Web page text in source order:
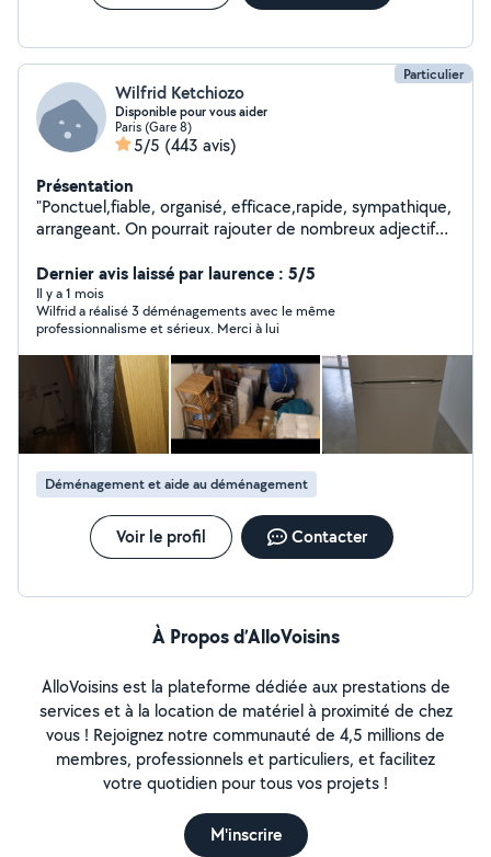
Particulier
Wilfrid Ketchiozo
Disponible pour vous aider
Paris (Gare 8)
5/5 (443 avis)
Présentation
"Ponctuel,fiable, organisé, efficace,rapide, sympathique,
arrangeant. On pourrait rajouter de nombreux adjectifs
satisfait par sa prestation. Wilfrid est une belle
personne que je recommande vivement". Commentaire
d'un voisin que j'ai aidé qui me définit bien :)
Dernier avis laissé par laurence : 5/5
Il y a 1 mois
Wilfrid a réalisé 3 déménagements avec le même
professionnalisme et sérieux. Merci à lui
Déménagement et aide au déménagement
Voir le profil Contacter
À Propos d’AlloVoisins
AlloVoisins est la plateforme dédiée aux prestations de
services et à la location de matériel à proximité de chez
vous ! Rejoignez notre communauté de 4,5 millions de
membres, professionnels et particuliers, et facilitez
votre quotidien pour tous vos projets !
M'inscrire